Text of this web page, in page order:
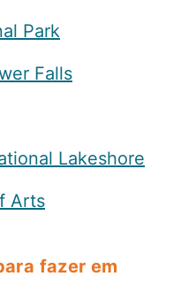
Park
Falls
Lakeshore
Arts
fazer em